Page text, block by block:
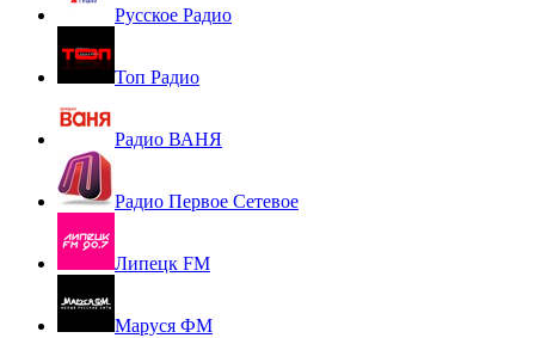
Русское Радио
Топ Радио
Радио ВАНЯ
Радио Первое Сетевое
Липецк FM
Маруся ФМ